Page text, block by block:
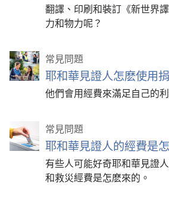
翻譯、印刷和裝訂《新世界
力和物力呢？
常見問題
耶和華見證人怎麽使用
他們會用經費來滿足自己的
常見問題
耶和華見證人的經費是
有些人可能好奇耶和華見證
和救災經費是怎麽來的。